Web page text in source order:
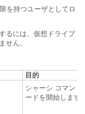
を持つユーザとしてロ
るには、仮想ドライブ
せん。
目的
シャーシ コマンド
ードを開始します